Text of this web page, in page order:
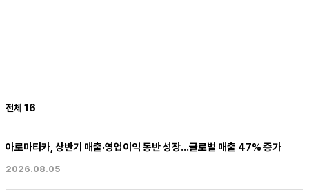
전체 16
아로마티카, 상반기 매출·영업이익 동반 성장…글로벌 매출 47% 증가
2026.08.05